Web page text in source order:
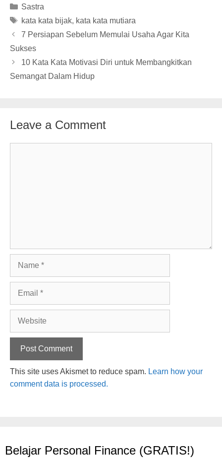
Categories
Sastra
Tags
kata kata bijak, kata kata mutiara
7 Persiapan Sebelum Memulai Usaha Agar Kita
Sukses
10 Kata Kata Motivasi Diri untuk Membangkitkan
Semangat Dalam Hidup
Leave a Comment
This site uses Akismet to reduce spam. Learn how your
comment data is processed.
Belajar Personal Finance (GRATIS!)